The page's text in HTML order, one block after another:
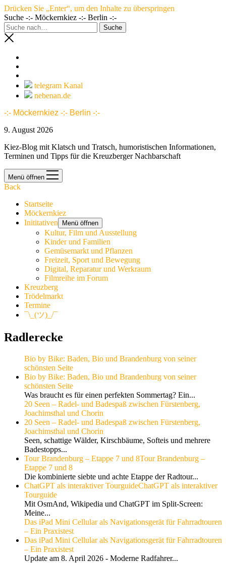
Drücken Sie „Enter“, um den Inhalte zu überspringen
Suche -:- Möckernkiez -:- Berlin -:-
telegram Kanal
nebenan.de
-:- Möckernkiez -:- Berlin -:-
9. August 2026
Kiez-Blog mit Klatsch und Tratsch, humoristischen Informationen,
Terminen und Tipps für die Kreuzberger Nachbarschaft
Menü öffnen
Back
Startseite
Möckernkiez
Inititativen
Menü öffnen
Kultur, Film und Ausstellung
Kinder und Familien
Gemüsemarkt und Pflanzen
Freizeit, Sport und Bewegung
Digital, Reparatur und Werkraum
Filmreihe im Forum
Kreuzberg
Trödelmarkt
Termine
¯\_(ツ)_/¯
Radlerecke
Bio by Bike: Baden, Bio und Brandenburg von seiner
schönsten Seite
Bio by Bike: Baden, Bio und Brandenburg von seiner
schönsten Seite
Was braucht es für einen perfekten Sommertag? Ein...
20 Seen – Radel- und Badespaß zwischen Fürstenberg,
Joachimsthal und Chorin
20 Seen – Radel- und Badespaß zwischen Fürstenberg,
Joachimsthal und Chorin
Seen, schattige Wälder, Kirschbäume, Softeis und mehrere
Badestopps...
Tour Brandenburg – Etappe 7 und 8Tour Brandenburg –
Etappe 7 und 8
Die kombinierte siebte und achte Etappe der Radtour...
ChatGPT als interaktiver TourguideChatGPT als interaktiver
Tourguide
Mit OsmAnd, Wikipedia und ChatGPT im Split-Screen:
Meine...
Das iPad Mini Cellular als Navigationsgerät für Fahrradtouren
– Ein Praxistest
Das iPad Mini Cellular als Navigationsgerät für Fahrradtouren
– Ein Praxistest
Update am 8. April 2026 - Moderne Radfahrer...